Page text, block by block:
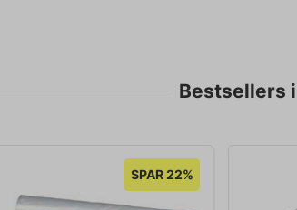
Bestsellers
SPAR 22%